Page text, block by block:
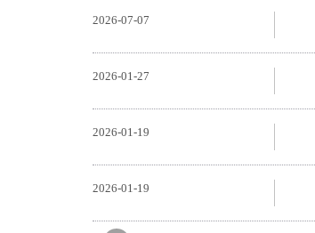
2026-07-07
2026-01-27
2026-01-19
2026-01-19